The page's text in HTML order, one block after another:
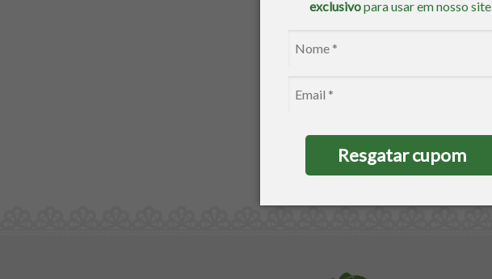
exclusivopara usar em nosso site.
Resgatar cupom